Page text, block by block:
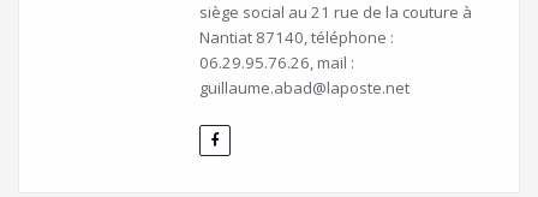
siège social au 21 rue de la couture à
Nantiat 87140, téléphone :
06.29.95.76.26, mail :
guillaume.abad@laposte.net